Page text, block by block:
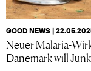
GOOD NEWS |
Neuer Malaria-
Dänemark will